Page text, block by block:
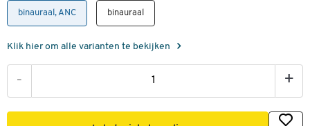
binauraal, ANC binauraal
Klik hier om alle varianten te bekijken
- +